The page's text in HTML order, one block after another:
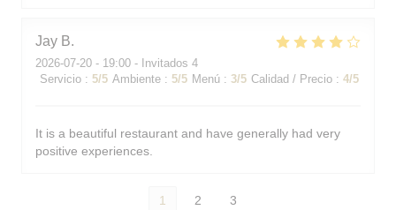
Jay B
2026-07-20 - 19:00 - Invitados 4
Servicio : 5/5 Ambiente : 5/5 Menú : 3/5 Calidad / Precio : 4/5
It is a beautiful restaurant and have generally had very
positive experiences.
1 2 3